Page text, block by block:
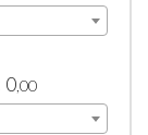
0,00